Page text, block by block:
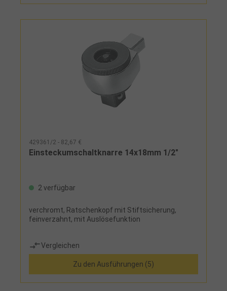
429361/2 - 82,67 €
Einsteckumschaltknarre 14x18mm 1/2"
2 verfügbar
verchromt, Ratschenkopf mit Stiftsicherung,
feinverzahnt, mit Auslösefunktion
Vergleichen
Zu den Ausführungen (5)